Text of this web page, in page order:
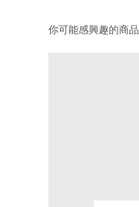
你可能感興趣的商品